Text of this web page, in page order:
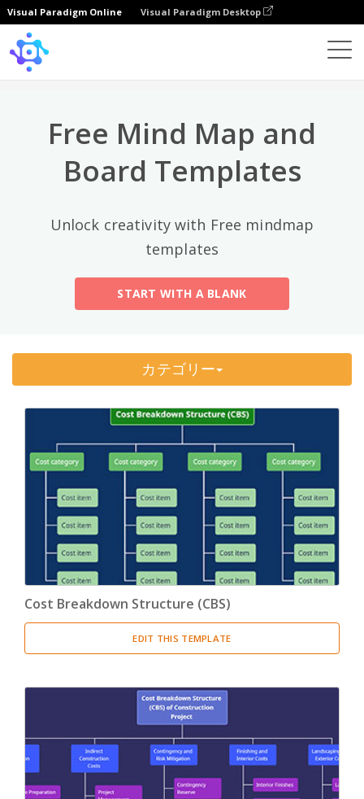
Visual Paradigm Online Visual Paradigm Desktop
Free Mind Map and
Board Templates
Unlock creativity with Free mindmap
templates
START WITH A BLANK
×
General
Mind Map
Organizational Chart (11)
Brace Map (11)
Timeline (11)
Tree Chart (10)
Bubble Map (3)
Breakdown Structure (11)
Project Management
Work Breakdown Structure (3)
Organizational Breakdown Structure
Risk Breakdown Structure
Resource Breakdown Structure
Product Breakdown Structure (3)
Procurement Breakdown Structure (3)
カテゴリー
Cost Breakdown Structure (CBS)
EDIT THIS TEMPLATE